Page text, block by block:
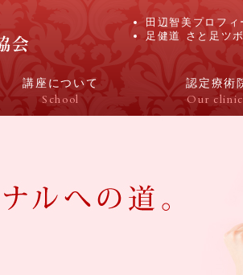
田辺智美プロフィ
足健道 さと足ツ
講座について
School
認定療術
Our